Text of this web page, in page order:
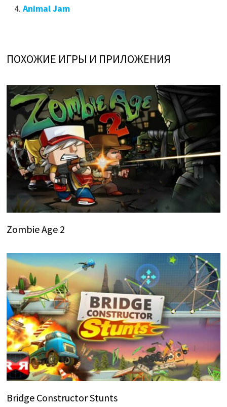
Animal Jam
ПОХОЖИЕ ИГРЫ И ПРИЛОЖЕНИЯ
Zombie Age 2
Bridge Constructor Stunts